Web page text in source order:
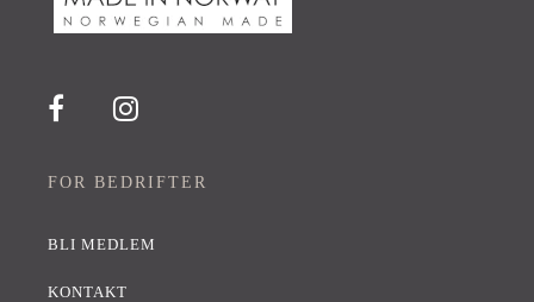
FOR BEDRIFTER
BLI MEDLEM
KONTAKT